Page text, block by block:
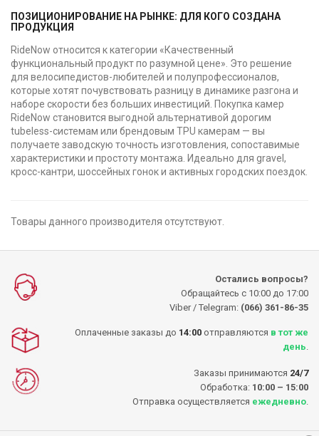
ПОЗИЦИОНИРОВАНИЕ НА РЫНКЕ: ДЛЯ КОГО СОЗДАНА
ПРОДУКЦИЯ
RideNow относится к категории «Качественный
функциональный продукт по разумной цене». Это решение
для велосипедистов-любителей и полупрофессионалов,
которые хотят почувствовать разницу в динамике разгона и
наборе скорости без больших инвестиций. Покупка камер
RideNow становится выгодной альтернативой дорогим
tubeless-системам или брендовым TPU камерам — вы
получаете заводскую точность изготовления, сопоставимые
характеристики и простоту монтажа. Идеально для gravel,
кросс-кантри, шоссейных гонок и активных городских поездок.
Товары данного производителя отсутствуют.
Остались вопросы?
Обращайтесь с 10:00 до 17:00
Viber / Telegram: (066) 361-86-35
Оплаченные заказы до 14:00 отправляются в тот же
день
Заказы принимаются 24/7
Обработка: 10:00 – 15:00
Отправка осуществляется ежедневно